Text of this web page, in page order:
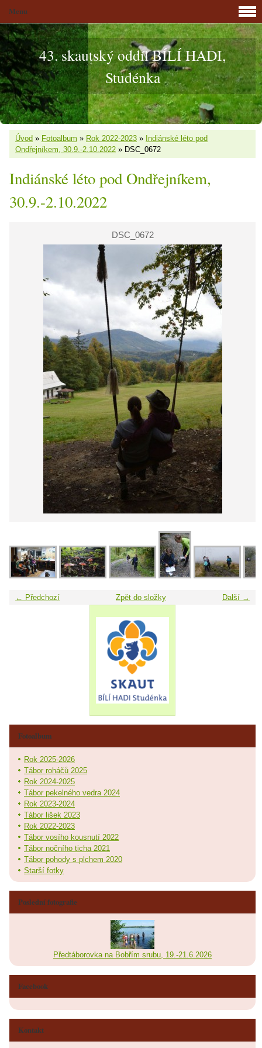
43. skautský oddíl BÍLÍ HADI,
Studénka
Úvod » Fotoalbum » Rok 2022-2023 » Indiánské léto pod
Ondřejníkem, 30.9.-2.10.2022 » DSC_0672
Indiánské léto pod Ondřejníkem,
30.9.-2.10.2022
DSC_0672
← Předchozí Další →
Zpět do složky
Menu
Fotoalbum
Rok 2025-2026
Tábor roháčů 2025
Rok 2024-2025
Tábor pekelného vedra 2024
Rok 2023-2024
Tábor lišek 2023
Rok 2022-2023
Tábor vosího kousnutí 2022
Tábor nočního ticha 2021
Tábor pohody s plchem 2020
Starší fotky
Poslední fotografie
Předtáborovka na Bobřím srubu, 19.-21.6.2026
Facebook
Kontakt